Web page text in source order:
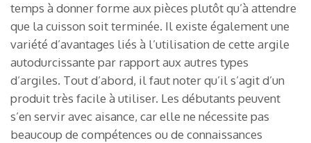
temps à donner forme aux pièces plutôt qu’à attendre
que la cuisson soit terminée. Il existe également une
variété d’avantages liés à l’utilisation de cette argile
autodurcissante par rapport aux autres types
d’argiles. Tout d’abord, il faut noter qu’il s’agit d’un
produit très facile à utiliser. Les débutants peuvent
s’en servir avec aisance, car elle ne nécessite pas
beaucoup de compétences ou de connaissances